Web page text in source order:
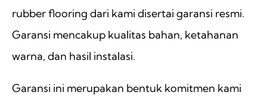
rubber flooring dari kami disertai garansi resmi.
Garansi mencakup kualitas bahan, ketahanan
warna, dan hasil instalasi.
Garansi ini merupakan bentuk komitmen kami